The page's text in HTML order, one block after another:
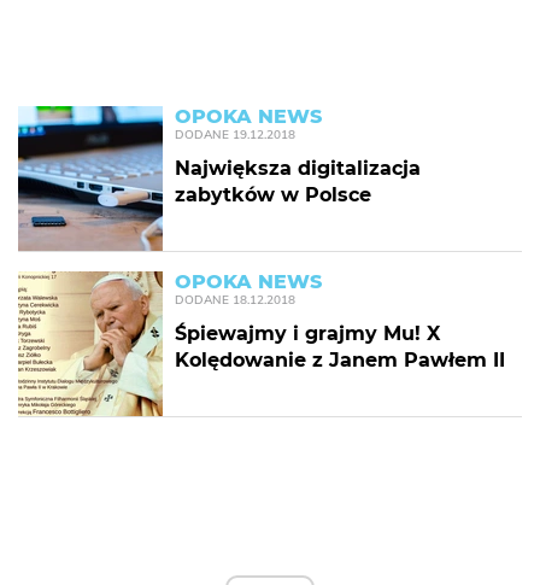
OPOKA NEWS
DODANE 19.12.2018
Największa digitalizacja
zabytków w Polsce
OPOKA NEWS
DODANE 18.12.2018
Śpiewajmy i grajmy Mu! X
Kolędowanie z Janem Pawłem II